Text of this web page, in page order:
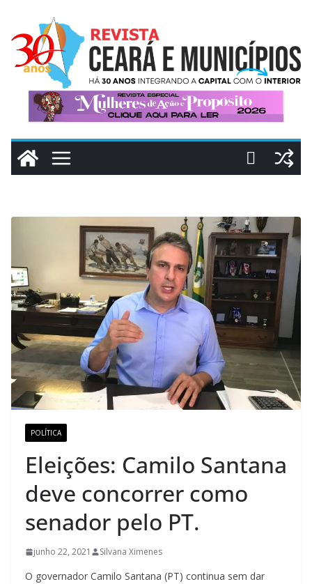
conteúdo
POLÍTICA
Eleições: Camilo Santana
deve concorrer como
senador pelo PT.
junho 22, 2021 Silvana Ximenes
O governador Camilo Santana (PT) continua sem dar